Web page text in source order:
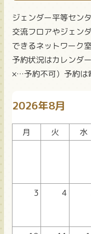
ジェンダー平等セン
交流フロアやジェン
できるネットワーク
予約状況はカレンダ
×…予約不可）予約は
2026年8月
月 火 水
3 4